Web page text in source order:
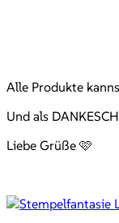
Alle Produkte
Und als
Liebe Grüße 🩷